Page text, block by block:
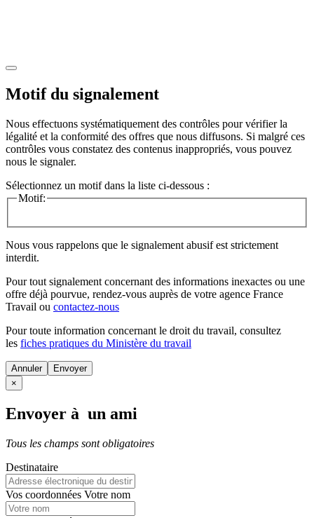
Motif du signalement
Nous effectuons systématiquement des contrôles pour vérifier la
légalité et la conformité des offres que nous diffusons. Si malgré ces
contrôles vous constatez des contenus inappropriés, vous pouvez
nous le signaler.
Sélectionnez un motif dans la liste ci-dessous :
Motif:
Nous vous rappelons que le signalement abusif est strictement
interdit.
Pour tout signalement concernant des informations inexactes ou une
offre déjà pourvue, rendez-vous auprès de votre agence France
Travail ou contactez-nous
Pour toute information concernant le droit du travail, consultez
les fiches pratiques du Ministère du travail
Annuler
×
Envoyer à un ami
Tous les champs sont obligatoires
Destinataire
Vos coordonnées Votre nom